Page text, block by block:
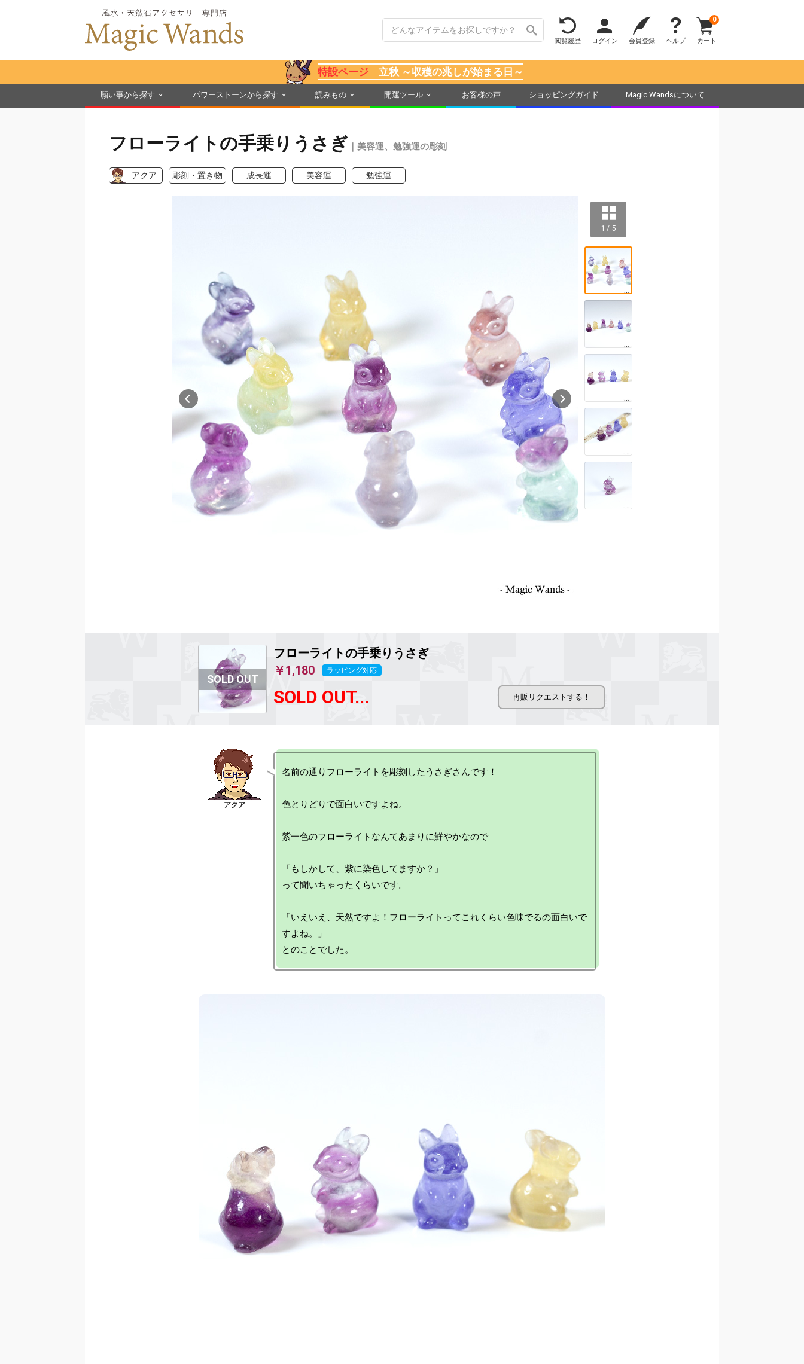
閲覧履歴 ログイン 会員登録 ヘルプ カート
0
特設ページ立秋 ～収穫の兆しが始まる日～
願い事から探す パワーストーンから探す 読みもの 開運ツール お客様の声 ショッピングガイド Magic Wandsについて
フローライトの手乗りうさぎ ｜美容運、勉強運の彫刻
アクア 彫刻・置き物 成長運 美容運 勉強運
1 / 5
フローライトの手乗りうさぎ
￥1,180
ラッピング対応
SOLD OUT...
名前の通りフローライトを彫刻したうさぎさんです！
色とりどりで面白いですよね。
紫一色のフローライトなんてあまりに鮮やかなので
「もしかして、紫に染色してますか？」
って聞いちゃったくらいです。
「いえいえ、天然ですよ！フローライトってこれくらい色味でるの面白いで
すよね。」